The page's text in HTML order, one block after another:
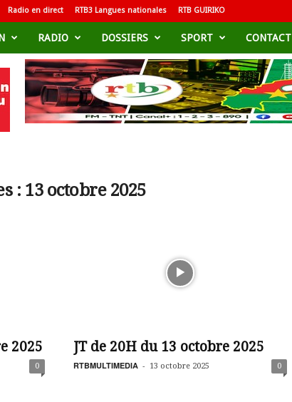
Radio en direct RTB3 Langues nationales RTB GUIRIKO
RADIO DOSSIERS SPORT CONTACT
: 13 octobre 2025
2025
0
JT de 20H du 13 octobre 2025
RTBMULTIMEDIA - 13 octobre 2025 0